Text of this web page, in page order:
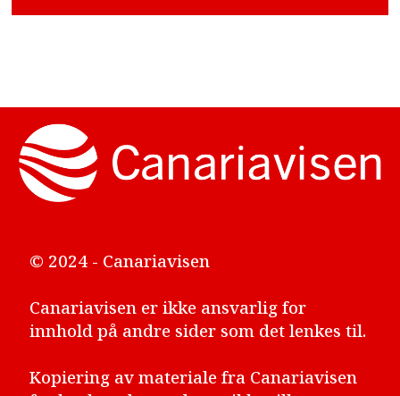
© 2024 - Canariavisen
Canariavisen er ikke ansvarlig for
innhold på andre sider som det lenkes til.
Kopiering av materiale fra Canariavisen